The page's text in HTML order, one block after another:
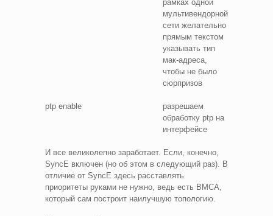
рамках одной
мультивендорной
сети желательно
прямым текстом
указывать тип
мак-адреса,
чтобы не было
сюрпризов
ptp enable
разрешаем
обработку ptp на
интерфейсе
И все великолепно заработает. Если, конечно,
SyncE включен (но об этом в следующий раз). В
отличие от SyncE здесь расставлять
приоритеты руками не нужно, ведь есть BMCA,
который сам построит наилучшую топологию.